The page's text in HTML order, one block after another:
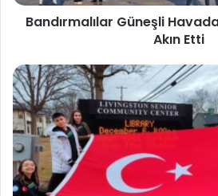
Bandırmalılar Güneşli
Akın Etti